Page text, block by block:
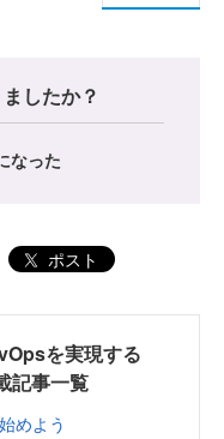
したか？
なった
ポスト
を実現する
記事一覧
めよう